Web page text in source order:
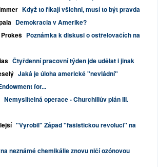
Když to říkají všichni, musí to být pravda
Demokracia v Amerike?
Poznámka k diskusi o ostřelovačích na
Čtyřdenní pracovní týden jde udělat i jinak
Jaká je úloha americké "nevládní"
for...
Nemyslitelná operace - Churchillův plán III.
"Vyrobil" Západ "fašistickou revoluci" na
neznámé chemikálie znovu ničí ozónovou